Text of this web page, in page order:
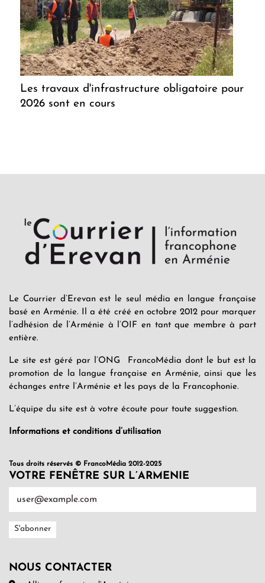
Les travaux d'infrastructure obligatoire pour
2026 sont en cours
Le Courrier d’Erevan est le seul média en langue française
basé en Arménie. Il a été créé en octobre 2012 pour marquer
l’adhésion de l’Arménie à l’OIF en tant que membre à part
entière.
Le site est géré par l’ONG FrancoMédia dont le but est la
promotion de la langue française en Arménie, ainsi que les
échanges entre l’Arménie et les pays de la Francophonie.
L’équipe du site est à votre écoute pour toute suggestion.
Informations et conditions d’utilisation
Tous droits réservés © FrancoMédia 2012-2025
VOTRE FENÊTRE SUR L’ARMENIE
NOUS CONTACTER